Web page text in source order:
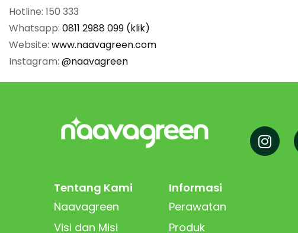
Hotline: 150 333
Whatsapp: 0811 2988 099 (klik)
Website: www.naavagreen.com
Instagram: @naavagreen
Tentang Kami
Naavagreen
Visi dan Misi
Informasi
Perawatan
Produk